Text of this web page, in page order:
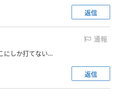
返信
通報
にしか打てない…
返信